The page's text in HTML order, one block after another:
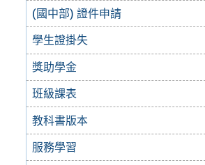
(國中部) 證件申請
學生證掛失
獎助學金
班級課表
教科書版本
服務學習